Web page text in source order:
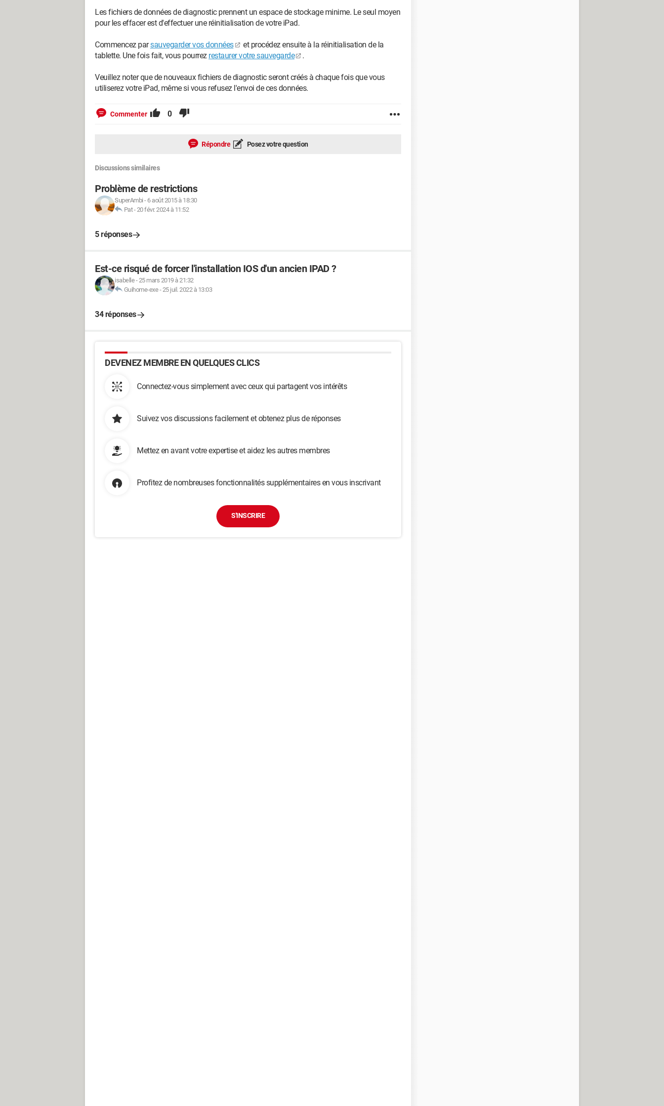
Les fichiers de données de diagnostic prennent un espace de stockage minime. Le seul moyen
pour les effacer est d'effectuer une réinitialisation de votre iPad.
Commencez parsauvegarder vos données
et procédez ensuite à la réinitialisation de la
tablette. Une fois fait, vous pourrez restaurer votre sauvegarde .
Veuillez noter que de nouveaux fichiers de diagnostic seront créés à chaque fois que vous
utiliserez votre iPad, même si vous refusez l'envoi de ces données.
Commenter 0
Répondre Posez votre question
Discussions similaires
Problème de restrictions
SuperAmbi - 6 août 2015 à 18:30
Pat-20 févr. 2024 à 11:52
5 réponses
Est-ce risqué de forcer l'installation IOS d'un ancien IPAD ?
isabelle-25 mars 2019 à 21:32
Guihome-exe-25 juil. 2022 à 13:03
34 réponses
DEVENEZ MEMBRE EN QUELQUES CLICS
Connectez-vous simplement avec ceux qui partagent vos intérêts
Suivez vos discussions facilement et obtenez plus de réponses
Mettez en avant votre expertise et aidez les autres membres
Profitez de nombreuses fonctionnalités supplémentaires en vous inscrivant
S'INSCRIRE